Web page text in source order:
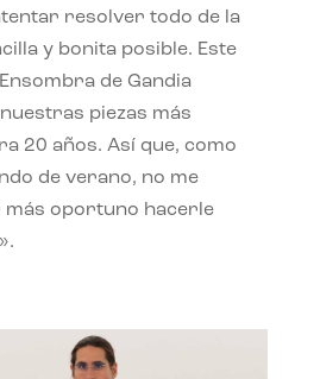
resolver todo de la
y bonita posible. Este
de Gandia
piezas más
20 años. Así que, como
de verano, no me
más oportuno hacerle